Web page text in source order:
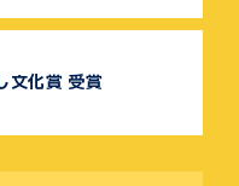
文化賞 受賞